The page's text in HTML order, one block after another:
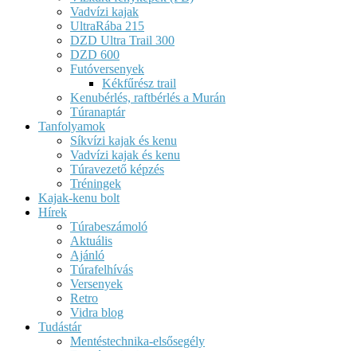
Vadvízi kajak
UltraRába 215
DZD Ultra Trail 300
DZD 600
Futóversenyek
Kékfűrész trail
Kenubérlés, raftbérlés a Murán
Túranaptár
Tanfolyamok
Síkvízi kajak és kenu
Vadvízi kajak és kenu
Túravezető képzés
Tréningek
Kajak-kenu bolt
Hírek
Túrabeszámoló
Aktuális
Ajánló
Túrafelhívás
Versenyek
Retro
Vidra blog
Tudástár
Mentéstechnika-elsősegély